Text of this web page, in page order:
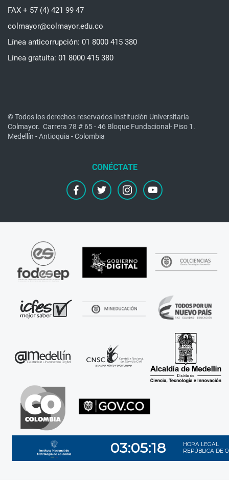
FAX + 57 (4) 421 99 47
colmayor@colmayor.edu.co
Línea anticorrupción: 01 8000 415 380
Línea gratuita: 01 8000 415 380
© Todos los derechos reservados Institución Universitaria
Colmayor. Carrera 78 # 65 - 46 Bloque Fundacional- Piso 1.
Medellín - Antioquia - Colombia